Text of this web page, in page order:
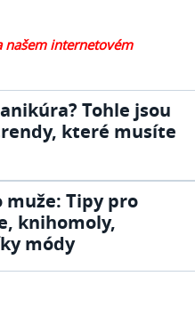
našem internetovém
Tohle jsou
které musíte
Tipy pro
knihomoly,
módy